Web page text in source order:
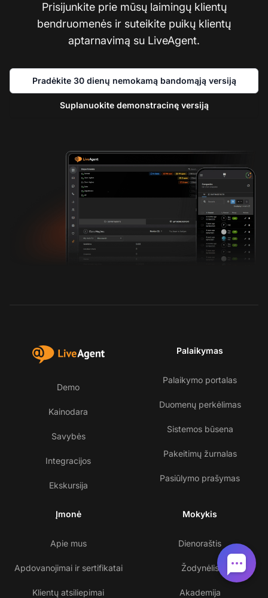
Prisijunkite prie mūsų laimingų klientų
bendruomenės ir suteikite puikų klientų
aptarnavimą su LiveAgent.
Pradėkite 30 dienų nemokamą bandomąją versiją
Suplanuokite demonstracinę versiją
Demo
Kainodara
Savybės
Integracijos
Ekskursija
Palaikymas
Palaikymo portalas
Duomenų perkėlimas
Sistemos būsena
Pakeitimų žurnalas
Pasiūlymo prašymas
Įmonė
Apie mus
Apdovanojimai ir sertifikatai
Klientų atsiliepimai
Mokykis
Dienoraštis
Žodynėlis
Akademija